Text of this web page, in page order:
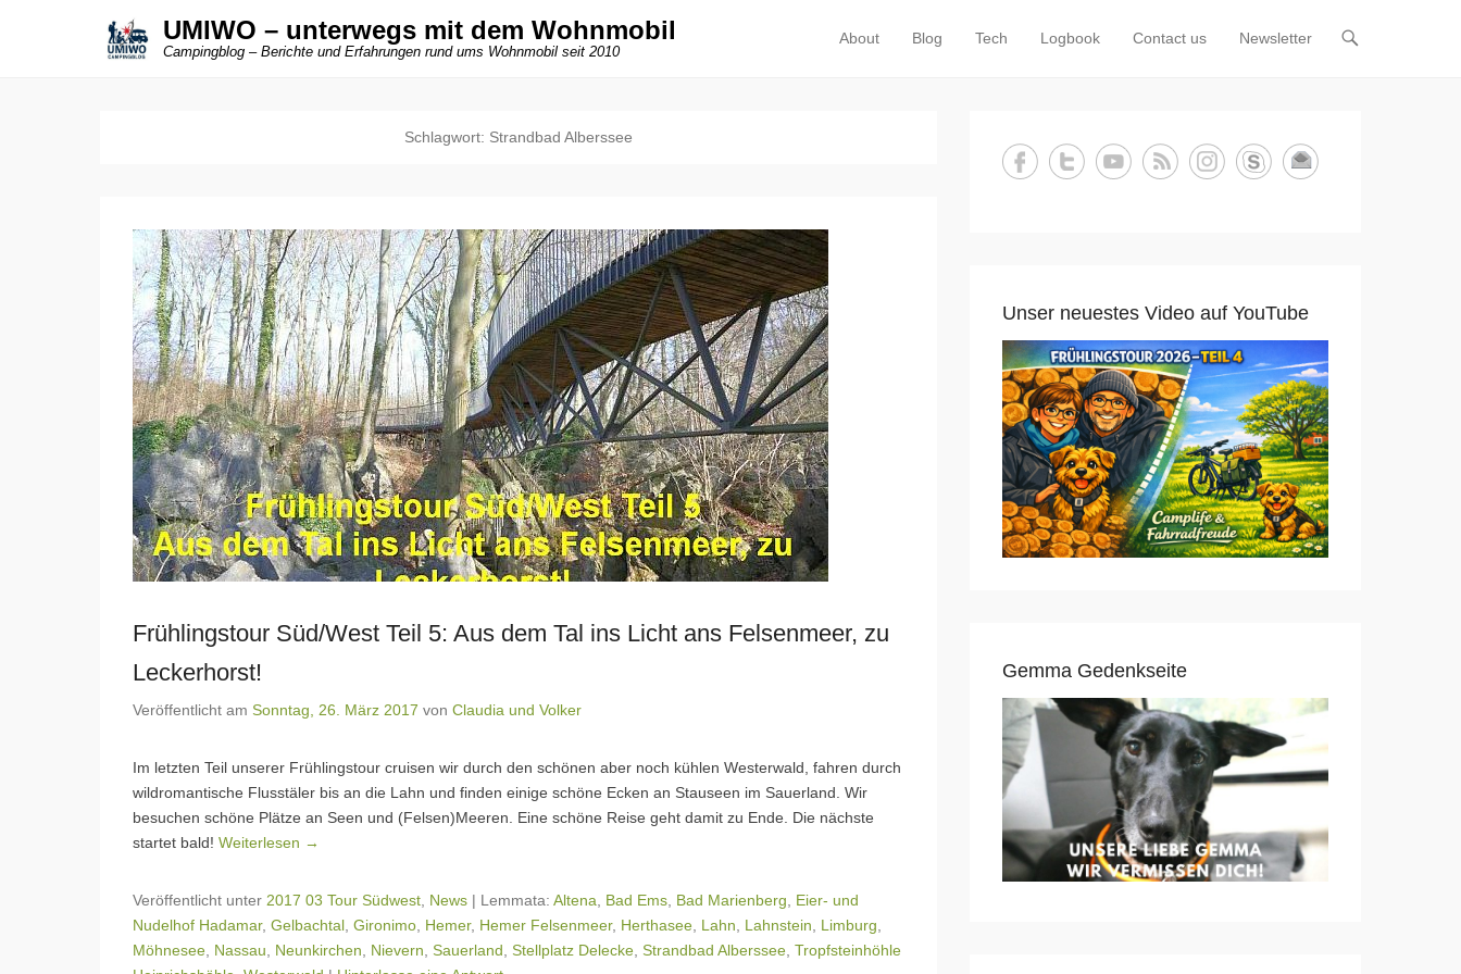
UMIWO – unterwegs mit dem Wohnmobil
Campingblog – Berichte und Erfahrungen rund ums Wohnmobil seit 2010
Primäres Menü
Zum Inhalt springen
About Blog Tech Logbook Contact us Newsletter
Schlagwort: Strandbad Alberssee
Frühlingstour Süd/West Teil 5: Aus dem Tal ins Licht ans Felsenmeer, zu
Leckerhorst!
Veröffentlicht am Sonntag, 26. März 2017 von Claudia und Volker
Im letzten Teil unserer Frühlingstour cruisen wir durch den schönen aber noch kühlen Westerwald, fahren durch
wildromantische Flusstäler bis an die Lahn und finden einige schöne Ecken an Stauseen im Sauerland. Wir
besuchen schöne Plätze an Seen und (Felsen)Meeren. Eine schöne Reise geht damit zu Ende. Die nächste
startet bald! Weiterlesen →
Veröffentlicht unter 2017 03 Tour Südwest News | Lemmata: Altena Bad Ems Bad Marienberg
Eier- und
Nudelhof Hadamar, Gelbachtal Gironimo Hemer, Hemer Felsenmeer, Herthasee Lahn Lahnstein Limburg
Möhnesee Nassau Neunkirchen Nievern Sauerland Stellplatz Delecke Strandbad Alberssee Tropfsteinhöhle
Unser neuestes Video auf YouTube
Gemma Gedenkseite